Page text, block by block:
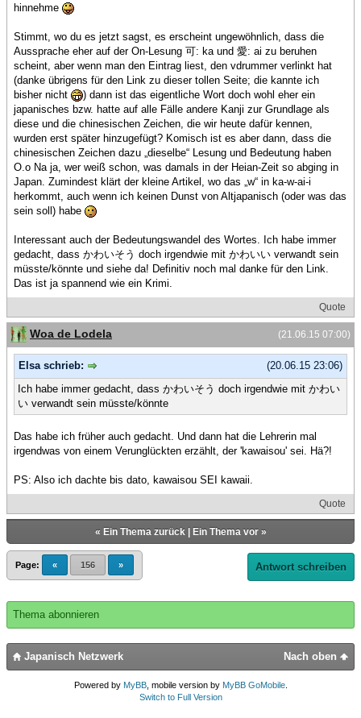
hinnehme
Stimmt, wo du es jetzt sagst, es erscheint ungewöhnlich, dass die
Aussprache eher auf der On-Lesung 可: ka und 愛: ai zu beruhen
scheint, aber wenn man den Eintrag liest, den vdrummer verlinkt hat
(danke übrigens für den Link zu dieser tollen Seite; die kannte ich
bisher nicht
) dann ist das eigentliche Wort doch wohl eher ein
japanisches bzw. hatte auf alle Fälle andere Kanji zur Grundlage als
diese und die chinesischen Zeichen, die wir heute dafür kennen,
wurden erst später hinzugefügt? Komisch ist es aber dann, dass die
chinesischen Zeichen dazu „dieselbe“ Lesung und Bedeutung haben
O.o Na ja, wer weiß schon, was damals in der Heian-Zeit so abging in
Japan. Zumindest klärt der kleine Artikel, wo das „w“ in ka-w-ai-i
herkommt, auch wenn ich keinen Dunst von Altjapanisch (oder was das
sein soll) habe
Interessant auch der Bedeutungswandel des Wortes. Ich habe immer
gedacht, dass かわいそう doch irgendwie mit かわいい verwandt sein
müsste/könnte und siehe da! Definitiv noch mal danke für den Link.
Das ist ja spannend wie ein Krimi.
Quote
(21.06.15 07:00)
Woa de Lodela
(20.06.15 23:06)
Elsa schrieb:
Ich habe immer gedacht, dass かわいそう doch irgendwie mit かわい
い verwandt sein müsste/könnte
Das habe ich früher auch gedacht. Und dann hat die Lehrerin mal
irgendwas von einem Verunglückten erzählt, der 'kawaisou' sei. Hä?!
PS: Also ich dachte bis dato, kawaisou SEI kawaii.
Quote
« Ein Thema zurück| Ein Thema vor»
Page: « 156 » Antwort schreiben
Thema abonnieren
Nach oben
Japanisch Netzwerk
Powered by MyBB, mobile version by MyBB GoMobile.
Switch to Full Version